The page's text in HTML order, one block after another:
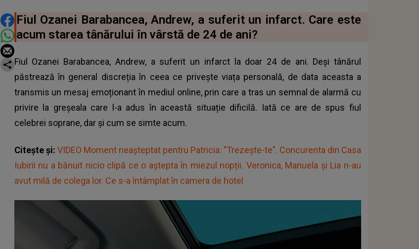
DISTRIBUIE ARTICOLUL
Fiul Ozanei Barabancea, Andrew, a suferit un infarct. Care este
acum starea tânărului în vârstă de 24 de ani?
Fiul Ozanei Barabancea, Andrew, a suferit un infarct la doar 24 de ani. Deși tânărul
păstrează în general discreția în ceea ce privește viața personală, de data aceasta a
transmis un mesaj emoționant în mediul online, prin care a tras un semnal de alarmă cu
privire la greșeala care l-a adus în această situație dificilă. Iată ce are de spus fiul
celebrei soprane, dar și cum se simte acum.
Citește și: VIDEO Moment neașteptat pentru Patricia: "Trezește-te". Concurenta din Casa
Iubirii nu a bănuit nicio clipă ce o aştepta în miezul nopții. Veronica, Manuela și Lia n-au
avut milă de colega lor. Ce s-a întâmplat în camera de hotel